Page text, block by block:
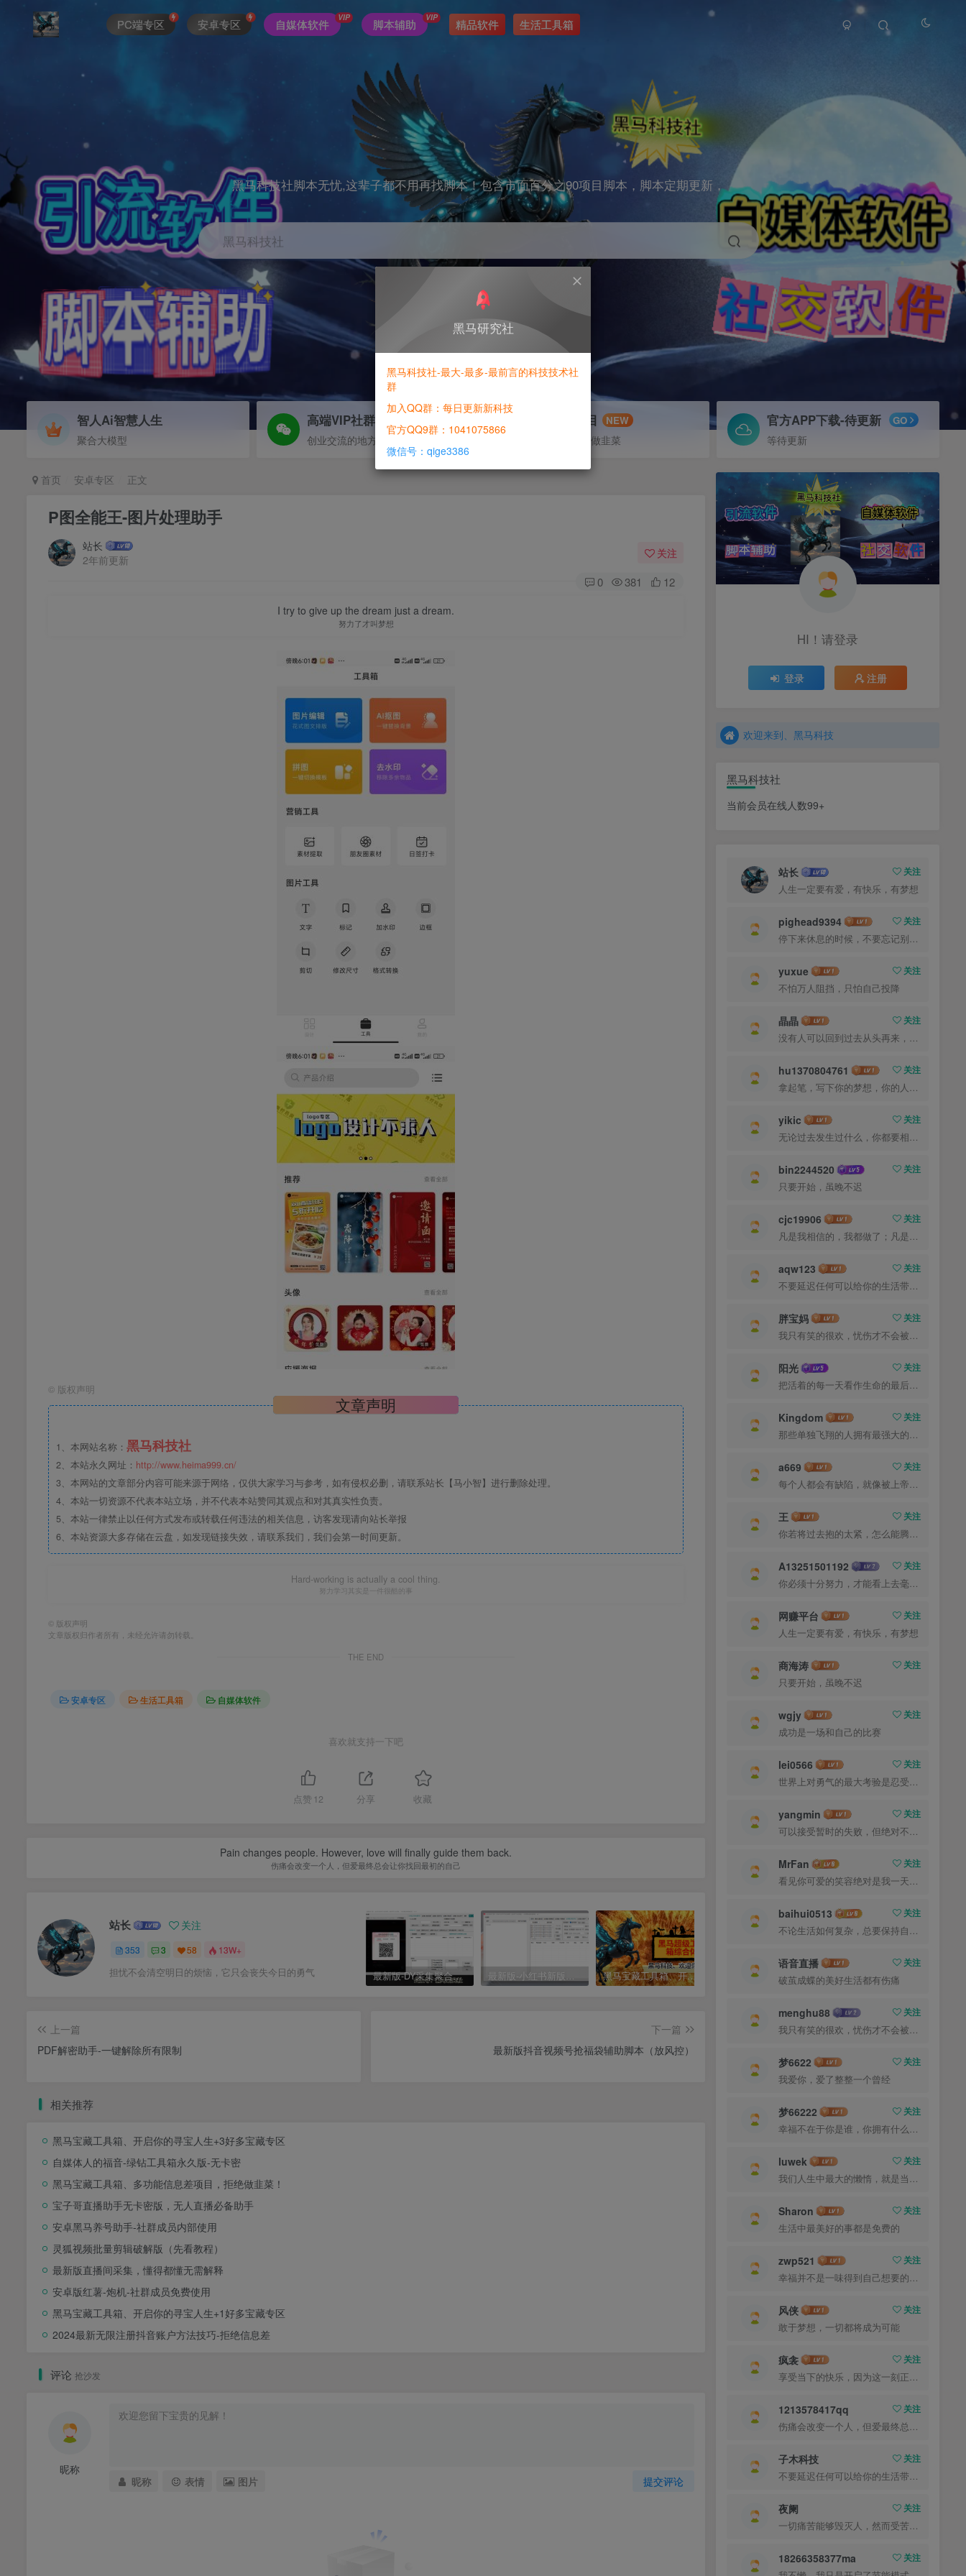
PC端专区 安卓专区 自媒体软件 VIP 脚本辅助 VIP 精品软件 生活工具箱
黑马科技社脚本无忧,这辈子都不用再找脚本！包含市面百分之90项目脚本，脚本定期更新，
黑马科技社
智人Ai智慧人生
聚合大模型
高端VIP社群
创业交流的地方
信息差项目 NEW
寻机缘-拒绝做韭菜
官方APP下载-待更新 GO
等待更新
首页 安卓专区 正文
P图全能王-图片处理助手
站长
2年前更新
关注
0 381 12
I try to give up the dream just a dream.
努力了才叫梦想
我用夸克网盘分享了「P图全能王」，点击链接即可保存。打开「夸克APP」，无需下载在线播放视频，畅享原画5倍速，
支持电视投屏。
链接：https://pan.quark.cn/s/c9c6e2025955
© 版权声明
文章声明
1、本网站名称： 黑马科技社
2、本站永久网址： http://www.heima999.cn/
3、本网站的文章部分内容可能来源于网络，仅供大家学习与参考，如有侵权必删，请联系站长【马小智】进行删除处理。
4、本站一切资源不代表本站立场，并不代表本站赞同其观点和对其真实性负责。
5、本站一律禁止以任何方式发布或转载任何违法的相关信息，访客发现请向站长举报
6、本站资源大多存储在云盘，如发现链接失效，请联系我们，我们会第一时间更新。
Hard-working is actually a cool thing.
努力学习其实是一件很酷的事
© 版权声明
文章版权归作者所有，未经允许请勿转载。
THE END
安卓专区 生活工具箱 自媒体软件
喜欢就支持一下吧
点赞 12 分享 收藏
Pain changes people. However, love will finally guide them back.
伤痛会改变一个人，但爱最终总会让你找回最初的自己
站长 关注
353 3 58 13W+
担忧不会清空明日的烦恼，它只会丧失今日的勇气 最新版-DY采集聚合工具 黑马宝藏工具箱、开启你的寻宝人生+3好多宝藏专区 小蜜蜂场控无卡密版4.0，已更新到社群网盘，无卡密直播专区
上一篇
PDF解密助手-一键解除所有限制
下一篇
最新版抖音视频号抢福袋辅助脚本（放风控）
相关推荐
黑马宝藏工具箱、开启你的寻宝人生+3好多宝藏专区
自媒体人的福音-绿钻工具箱永久版-无卡密
黑马宝藏工具箱、多功能信息差项目，拒绝做韭菜！
宝子哥直播助手无卡密版，无人直播必备助手
安卓黑马养号助手-社群成员内部使用
灵狐视频批量剪辑破解版（先看教程）
最新版直播间采集，懂得都懂无需解释
安卓版红薯-炮机-社群成员免费使用
黑马宝藏工具箱、开启你的寻宝人生+1好多宝藏专区
2024最新无限注册抖音账户方法技巧-拒绝信息差
评论 抢沙发
昵称
提交评论
昵称 表情 图片
HI！请登录
登录 注册
欢迎来到、黑马科技
黑马科技社
当前会员在线人数99+
站长
关注
人生一定要有爱，有快乐，有梦想
pighead9394
关注
停下来休息的时候，不要忘记别人还在奔跑
yuxue
关注
不怕万人阻挡，只怕自己投降
晶晶
关注
没有人可以回到过去从头再来，但是每个人都可以从今天开始，创造一个全新的结局
hu1370804761
关注
拿起笔，写下你的梦想，你的人生就从此刻起航
yikic
关注
无论过去发生过什么，你都要相信，最好的尚未到来
bin2244520
关注
只要开始，虽晚不迟
cjc19906
关注
凡是我相信的，我都做了；凡是我做了的事，都是全身心地投入去做的
aqw123
关注
不要延迟任何可以给你的生活带来欢笑与快乐的事情
胖宝妈
关注
我只有笑的很欢，忧伤才不会被看穿
阳光
关注
把活着的每一天看作生命的最后一天
Kingdom
关注
那些单独飞翔的人拥有最强大的翅膀
a669
关注
每个人都会有缺陷，就像被上帝咬过的苹果，有的人缺陷比较大，正是因为上帝特别喜欢他的芬芳
王
关注
你若将过去抱的太紧，怎么能腾出手来拥抱现在？
A13251501192
关注
你必须十分努力，才能看上去毫不费劲
网赚平台
关注
人生一定要有爱，有快乐，有梦想
商海涛
关注
只要开始，虽晚不迟
wgjy
关注
成功是一场和自己的比赛
lei0566
关注
世界上对勇气的最大考验是忍受失败而不丧失信心
yangmin
关注
时光如水，总是无言。若你安好，便是晴天
MrFan
关注
有爱的人，有喜欢的事业，有梦想
baihui0513
关注
微笑可以晴朗所有的天
语音直播
关注
摔倒了又怎样，至少我们还年轻
menghu88
关注
真正的梦就是现实的彼岸
梦6622
关注
梦66222
关注
不管你有多慢，都不要紧，只要你有决心，你最终都会到达想去的地方
luwek
关注
平富足的盛世徒然养成一批懦夫，困苦永远是坚强之母
Sharon
关注
zwp521
关注
没有人可以回到过去从头再来，但是每个人都可以从今天开始，创造一个全新的结局
风侠
关注
疯衾
关注
有爱的人，有喜欢的事业，有梦想
1213578417qq
关注
有时候，一点微不足道的肯定，对我却意义非凡
子木科技
关注
传递光亮有两种方式：成为一支蜡烛或当一面镜子
夜阑
关注
年轻就是无限的可能
18266358377ma
关注
黑马研究社
黑马科技社-最大-最多-最前言的科技技术社
群
加入QQ群：每日更新新科技
官方QQ9群：1041075866
微信号：qige3386